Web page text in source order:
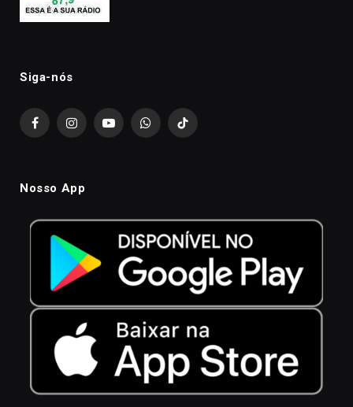
Siga-nós
FacebookInstagramYouTubeWhatsAppTikTok
Nosso App